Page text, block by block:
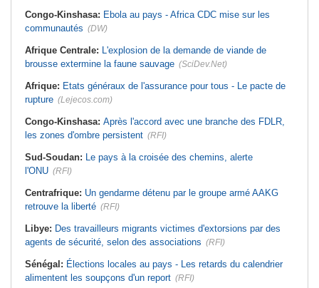
Congo-Kinshasa: Ebola au pays - Africa CDC mise sur les
communautés (DW)
Afrique Centrale: L'explosion de la demande de viande de
brousse extermine la faune sauvage (SciDev.Net)
Afrique: Etats généraux de l'assurance pour tous - Le pacte de
rupture (Lejecos.com)
Congo-Kinshasa: Après l'accord avec une branche des FDLR,
les zones d'ombre persistent (RFI)
Sud-Soudan: Le pays à la croisée des chemins, alerte
l'ONU (RFI)
Centrafrique: Un gendarme détenu par le groupe armé AAKG
retrouve la liberté (RFI)
Libye: Des travailleurs migrants victimes d'extorsions par des
agents de sécurité, selon des associations (RFI)
Sénégal: Élections locales au pays - Les retards du calendrier
alimentent les soupçons d'un report (RFI)